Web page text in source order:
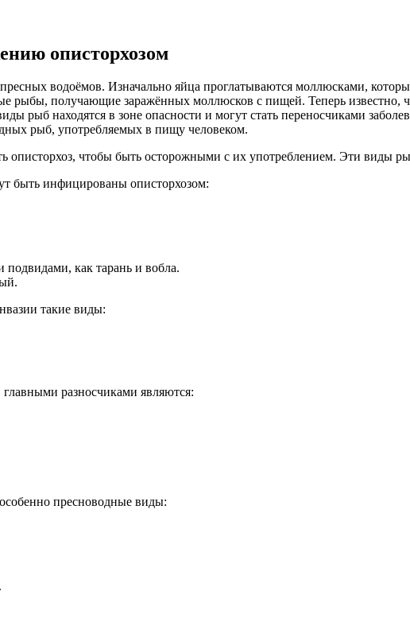
описторхозом
водоёмов. Изначально яйца проглатываются моллюсками,
рыбы, получающие заражённых моллюсков с пищей. Теперь известно,
рыб находятся в зоне опасности и могут стать переносчиками
рыб, употребляемых в пищу человеком.
описторхоз, чтобы быть осторожными с их употреблением. Эти виды
быть инфицированы описторхозом:
как тарань и вобла.
такие виды:
разносчиками являются:
пресноводные виды: